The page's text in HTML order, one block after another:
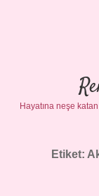
Hayatına neşe
Etiket: